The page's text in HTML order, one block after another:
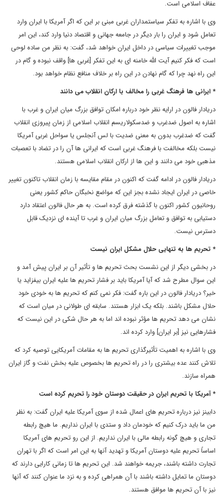
عفاف اسلامی است.
وی با اشاره به تفکر سیاستمداران غربی مبنی بر این که اگر آمریکا با ایران وارد
تعامل شود و ایران را بار دیگر در جامعه جهانی و اقتصاد دنیا وارد کند، این امر
موجب تغییرات سیاسی در داخل ایران خواهد شد، گفت: به نظر من ساده لوحی
است که فکر کنیم آیت الله خامنه ای به این تفکر [غربی ها] واقف نبوده و گام در
این راه نهد چرا که گام نهادن در این راه بر خلاف منافع نظام خواهد بود.
* ایرانی ها فرهنگ غربی را مخالف با ارکان انقلاب می دانند
دریادار فالون در ارایه نظر خود درباره امکان توافق بزرگ میان ایران و غرب با
اشاره به اصول ضدغرب و ضدسکولاریسم انقلاب اسلامی از زمان پیروزی انقلاب
گفت که ضدغرب بدون به معنی ضدیت با لس آنجلس یا سواحل غربی آمریکا
نیست بلکه مخالفت با فرهنگ غربی است که ایرانی ها آن را در تضاد با تعصبات
مذهبی خود می دانند و این ها از ارکان انقلاب اسلامی هستند.
دریادار فالون در ادامه گفت که اکنون در مقام مقایسه با زمان انقلاب تاکنون تغییر
خاصی در ایران ایجاد نشده بجز این که مواضع نخبگان حاکم کشور یعنی
روحانیون کشور اکنون با گذشته فرق کرده است. به هر حال فالون اعتقاد دارد
دستیابی به توافق و تعامل بزرگ میان ایران و غرب تا آینده ای نزدیک قابل
دسترس نیست.
* تحریم ها به تنهایی حلال مشکل ایران نیست
در بخشی دیگر از این نشست بحث تحریم ها و تأثیر آن بر ایران پیش آمد و
این سوال مطرح شد که آیا آمریکا باید بر فشار تحریم ها علیه ایران بیفزاید یا
خیر؟ دریادار فالون در این باره گفت: فکر نمی کنم که تحریم ها به خودی خود
حلال مشکل باشند. بلکه یک ابزار هستند. سابقه ای طولانی در میان است که
نشان می دهد تحریم ها مؤثر نبوده اند اما به هر حال شکی در این نیست که
فشارهایی نیز [بر ایران] وارد کرده اند.
وی با اشاره به اهمیت تأثیرگذاری تحریم ها به مقامات آمریکایی توصیه کرد که
تلاش کنند عده بیشتری را در راه تحریم ها بخصوص علیه بخش نفت و گاز ایران
همراه سازند.
* آمریکا با تحریم ایران در حقیقت دوستان خود را تحریم کرده است
دابینز نیز درباره تحریم های اعمال شده از سوی آمریکا علیه ایران گفت: به نظر
من ما باید درک کنیم که خودمان داد و ستدی با ایران نداریم. ما هیچ رابطه
تجاری و هیچ گونه رابطه مالی با ایران نداریم. از این رو تحریم های آمریکا
اساساً تحریم علیه دوستان آمریکا و تهدید آنها به این امر است که اگر با تهران
تجارت داشته باشند، جریمه خواهند شد. این تحریم ها تا زمانی کارایی دارند که
دوستان ما تمایل داشته باشند با آن همراهی کرده و به نزد ما عنوان کنند که آنها
نیز با آن تحریم ها موافق هستند.